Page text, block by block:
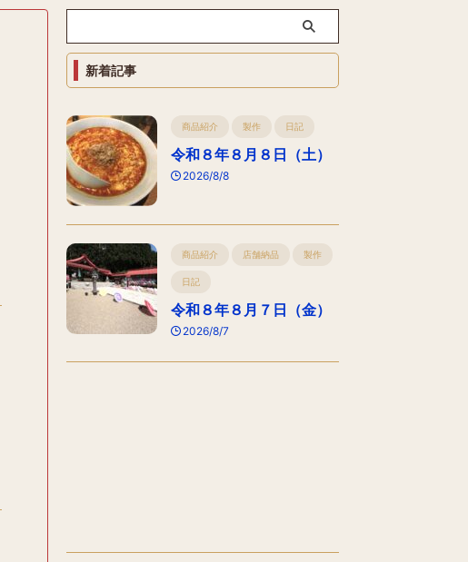
新着記事
商品紹介 製作 日記
令和８年８月８日（土）
2026/8/8
商品紹介 店舗納品 製作
日記
令和８年８月７日（金）
2026/8/7